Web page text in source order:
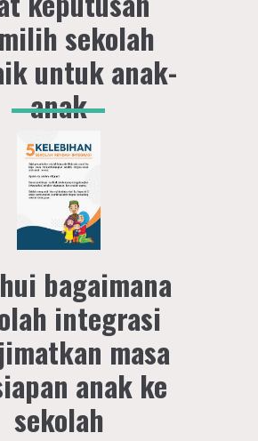
sekolah
untuk anak-
anak
bagaimana
integrasi
masa
anak ke
sekolah